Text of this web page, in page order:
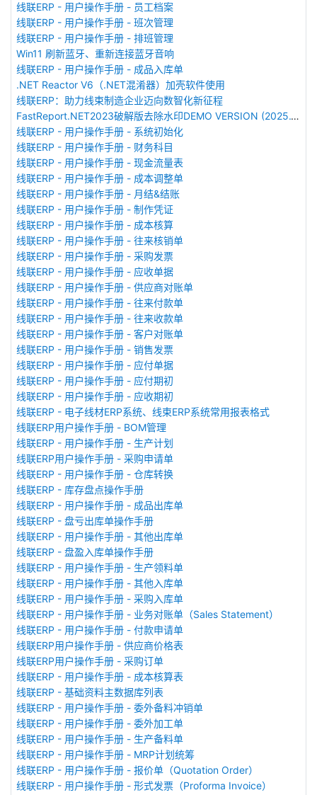
线联ERP - 用户操作手册 - 员工档案
线联ERP - 用户操作手册 - 班次管理
线联ERP - 用户操作手册 - 排班管理
Win11 刷新蓝牙、重新连接蓝牙音响
线联ERP - 用户操作手册 - 成品入库单
.NET Reactor V6（.NET混淆器）加壳软件使用
线联ERP：助力线束制造企业迈向数智化新征程
FastReport.NET2023破解版去除水印DEMO VERSION (2025.1.14/2023.2.18版本)
线联ERP - 用户操作手册 - 系统初始化
线联ERP - 用户操作手册 - 财务科目
线联ERP - 用户操作手册 - 现金流量表
线联ERP - 用户操作手册 - 成本调整单
线联ERP - 用户操作手册 - 月结&结账
线联ERP - 用户操作手册 - 制作凭证
线联ERP - 用户操作手册 - 成本核算
线联ERP - 用户操作手册 - 往来核销单
线联ERP - 用户操作手册 - 采购发票
线联ERP - 用户操作手册 - 应收单据
线联ERP - 用户操作手册 - 供应商对账单
线联ERP - 用户操作手册 - 往来付款单
线联ERP - 用户操作手册 - 往来收款单
线联ERP - 用户操作手册 - 客户对账单
线联ERP - 用户操作手册 - 销售发票
线联ERP - 用户操作手册 - 应付单据
线联ERP - 用户操作手册 - 应付期初
线联ERP - 用户操作手册 - 应收期初
线联ERP - 电子线材ERP系统、线束ERP系统常用报表格式
线联ERP用户操作手册 - BOM管理
线联ERP - 用户操作手册 - 生产计划
线联ERP用户操作手册 - 采购申请单
线联ERP - 用户操作手册 - 仓库转换
线联ERP - 库存盘点操作手册
线联ERP - 用户操作手册 - 成品出库单
线联ERP - 盘亏出库单操作手册
线联ERP - 用户操作手册 - 其他出库单
线联ERP - 盘盈入库单操作手册
线联ERP - 用户操作手册 - 生产领料单
线联ERP - 用户操作手册 - 其他入库单
线联ERP - 用户操作手册 - 采购入库单
线联ERP - 用户操作手册 - 业务对账单（Sales Statement）
线联ERP - 用户操作手册 - 付款申请单
线联ERP用户操作手册 - 供应商价格表
线联ERP用户操作手册 - 采购订单
线联ERP - 用户操作手册 - 成本核算表
线联ERP - 基础资料主数据库列表
线联ERP - 用户操作手册 - 委外备料冲销单
线联ERP - 用户操作手册 - 委外加工单
线联ERP - 用户操作手册 - 生产备料单
线联ERP - 用户操作手册 - MRP计划统筹
线联ERP - 用户操作手册 - 报价单（Quotation Order）
线联ERP - 用户操作手册 - 形式发票（Proforma Invoice）